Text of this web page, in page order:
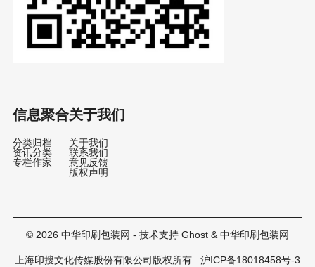
信息聚合
分类归档
资讯分类
专栏作家
关于我们
关于我们
联系我们
意见反馈
版权声明
© 2026 中华印刷包装网 - 技术支持 Ghost & 中华印刷包装网
上海印搜文化传媒股份有限公司版权所有 沪ICP备18018458号-3